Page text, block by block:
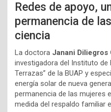
Redes de apoyo,
permanencia de
ciencia
La doctora Janani Diliegros
investigadora del Instituto de
Terrazas” de la BUAP y
energía solar de nueva
permanencia de las mujeres
medida del respaldo familiar